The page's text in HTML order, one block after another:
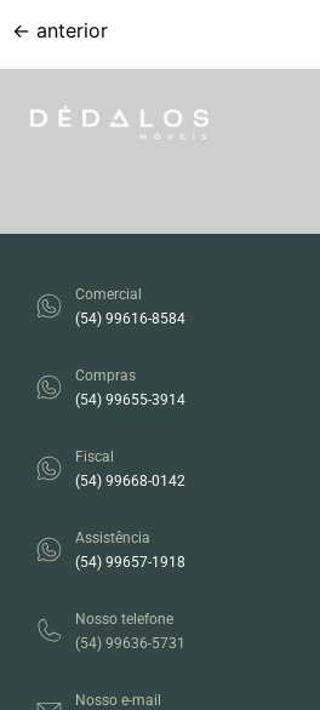
← anterior
Comercial
(54) 99616-8584
Compras
(54) 99655-3914
Fiscal
(54) 99668-0142
Assistência
(54) 99657-1918
Nosso telefone
(54) 99636-5731
Nosso e-mail